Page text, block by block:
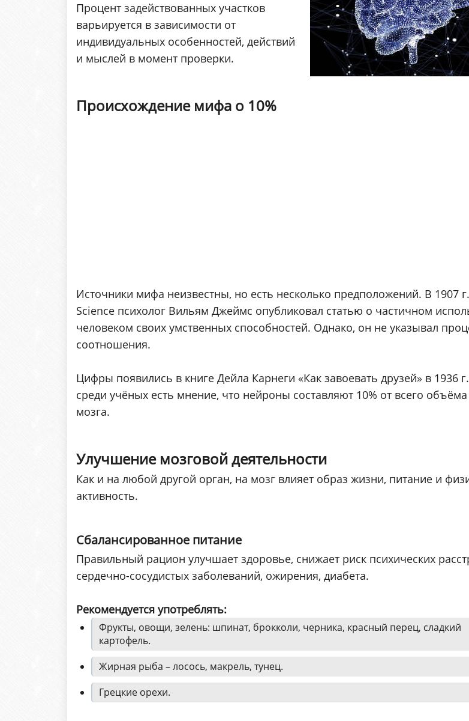
Процент задействованных участков
варьируется в зависимости от
индивидуальных особенностей, действий
и мыслей в момент проверки.
Происхождение мифа о 10%
Источники мифа неизвестны, но есть несколько предположений. В 1907
Science психолог Вильям Джеймс опубликовал статью о частичном
человеком своих умственных способностей. Однако, он не указывал
соотношения.
Цифры появились в книге Дейла Карнеги «Как завоевать друзей» в 1936
среди учёных есть мнение, что нейроны составляют 10% от всего объёма
мозга.
Улучшение мозговой деятельности
Как и на любой другой орган, на мозг влияет образ жизни, питание и
активность.
Сбалансированное питание
Правильный рацион улучшает здоровье, снижает риск психических
сердечно-сосудистых заболеваний, ожирения, диабета.
Рекомендуется употреблять:
Фрукты, овощи, зелень: шпинат, брокколи, черника, красный перец, сладкий
картофель.
Жирная рыба – лосось, макрель, тунец.
Грецкие орехи.